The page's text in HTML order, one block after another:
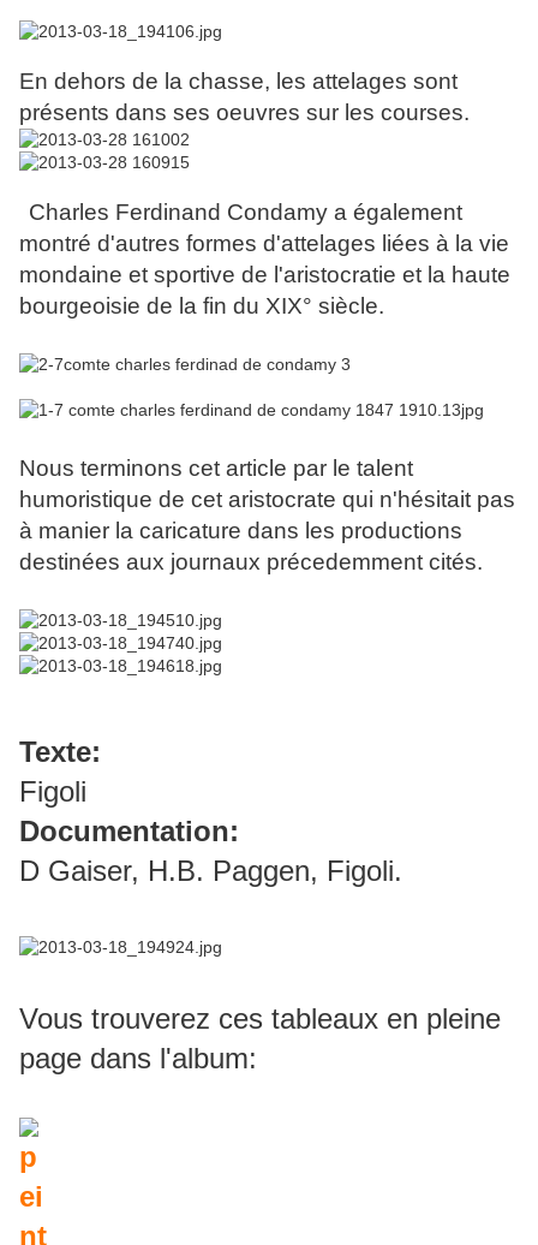
En dehors de la chasse, les attelages sont
présents dans ses oeuvres sur les courses.
Charles Ferdinand Condamy a également
montré d'autres formes d'attelages liées à la vie
mondaine et sportive de l'aristocratie et la haute
bourgeoisie de la fin du XIX° siècle.
Nous terminons cet article par le talent
humoristique de cet aristocrate qui n'hésitait pas
à manier la caricature dans les productions
destinées aux journaux précedemment cités.
Texte:
Figoli
Documentation:
D Gaiser, H.B. Paggen, Figoli.
Vous trouverez ces tableaux en pleine
page dans l'album: